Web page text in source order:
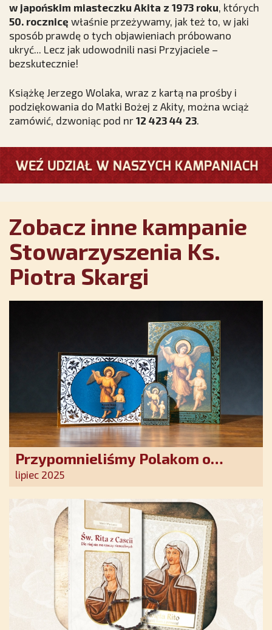
w japońskim miasteczku Akita z 1973 roku , których
50. rocznicę właśnie przeżywamy, jak też to, w jaki
sposób prawdę o tych objawieniach próbowano
ukryć... Lecz jak udowodnili nasi Przyjaciele –
bezskutecznie!
Książkę Jerzego Wolaka, wraz z kartą na prośby i
podziękowania do Matki Bożej z Akity, można wciąż
zamówić, dzwoniąc pod nr 12 423 44 23
Zobacz inne kampanie
Stowarzyszenia Ks.
Piotra Skargi
Przypomnieliśmy Polakom o
obecności Anioła Stróża!
lipiec 2025